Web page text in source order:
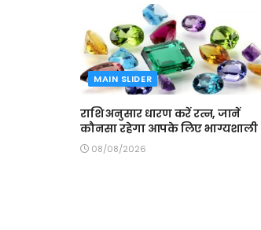
MAIN SLIDER
राशि अनुसार धारण करें रत्न, जानें
कौनसा रहेगा आपके लिए भाग्यशाली
08/08/2026